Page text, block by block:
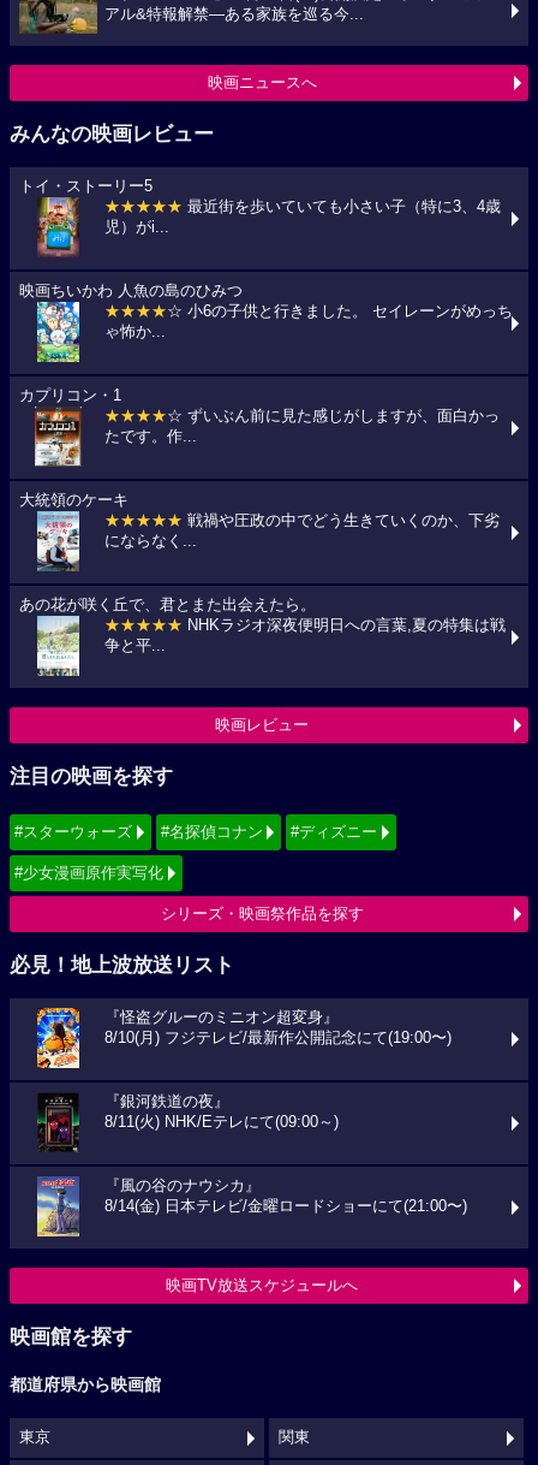
アル&特報解禁―ある家族を巡る今...
映画ニュースへ
みんなの映画レビュー
トイ・ストーリー5
★★★★★ 最近街を歩いていても小さい子（特に3、4歳
児）がi...
映画ちいかわ 人魚の島のひみつ
★★★★☆ 小6の子供と行きました。 セイレーンがめっち
ゃ怖か...
カプリコン・1
★★★★☆ ずいぶん前に見た感じがしますが、面白かっ
たです。作...
大統領のケーキ
★★★★★ 戦禍や圧政の中でどう生きていくのか、下劣
にならなく...
あの花が咲く丘で、君とまた出会えたら。
★★★★★ NHKラジオ深夜便明日への言葉,夏の特集は戦
争と平...
映画レビュー
注目の映画を探す
#スターウォーズ #名探偵コナン #ディズニー
#少女漫画原作実写化
シリーズ・映画祭作品を探す
必見！地上波放送リスト
『怪盗グルーのミニオン超変身』
8/10(月) フジテレビ/最新作公開記念にて(19:00〜)
『銀河鉄道の夜』
8/11(火) NHK/Eテレにて(09:00～)
『風の谷のナウシカ』
8/14(金) 日本テレビ/金曜ロードショーにて(21:00〜)
映画TV放送スケジュールへ
映画館を探す
都道府県から映画館
東京 関東